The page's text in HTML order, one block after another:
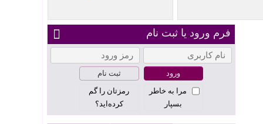
علی
مهدی دریانیفرم ورود یا ثبت نام
ثبت نام
مرا به خاطر
بسپار
رمزتان را گم
کرده‌اید؟